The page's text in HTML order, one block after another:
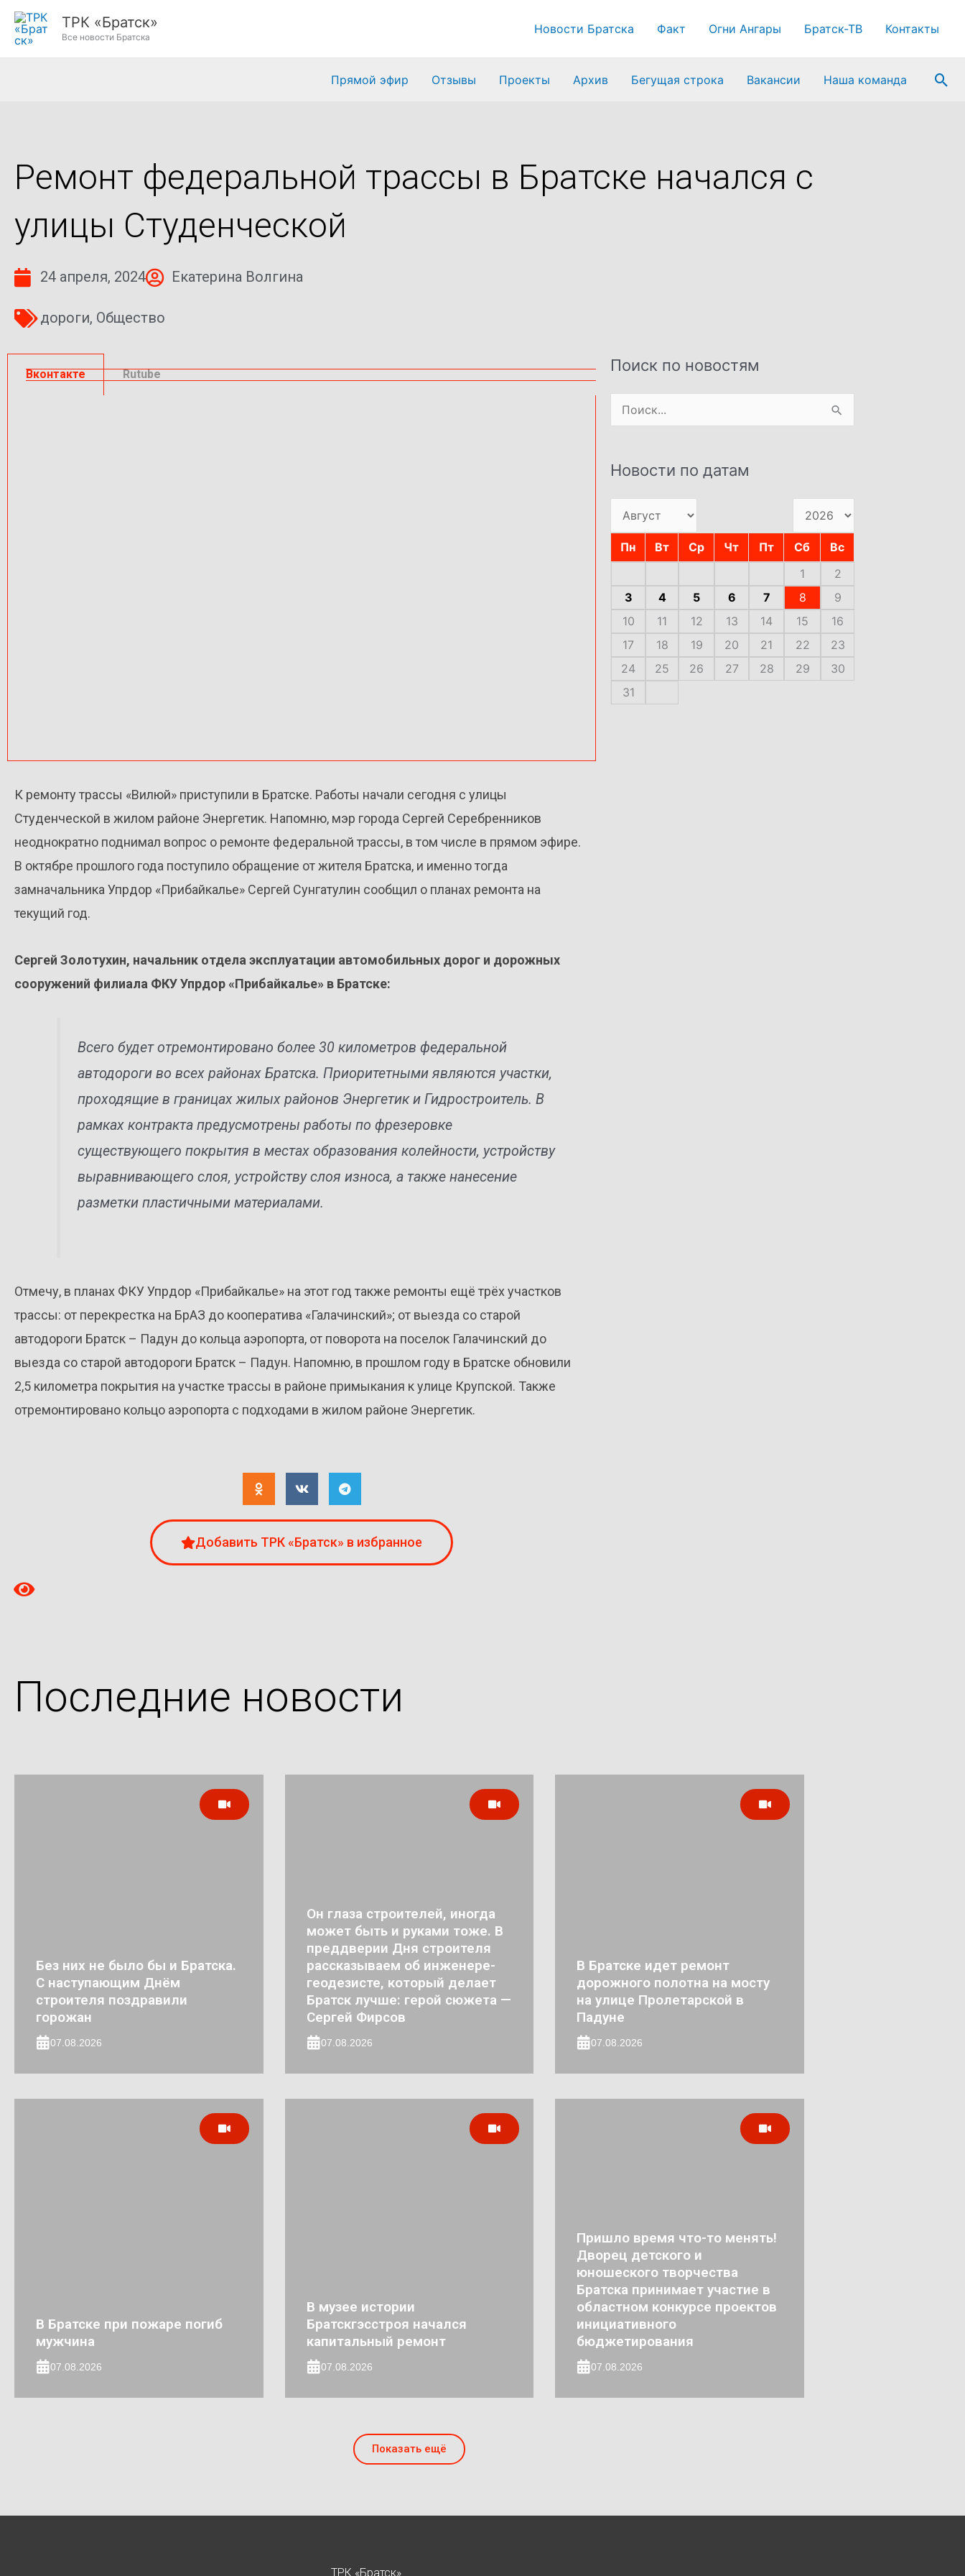
Перейти
ТРК «Братск»
Все новости Братска
Новости Братска Факт Огни Ангары Братск-ТВ Контакты
Прямой эфир Отзывы Проекты Архив Бегущая строка Вакансии Наша команда
Ремонт федеральной трассы в Братске начался с
улицы Студенческой
24 апреля, 2024 Екатерина Волгина
дороги, Общество
Вконтакте Rutube
К ремонту трассы «Вилюй» приступили в Братске. Работы начали сегодня с улицы
Студенческой в жилом районе Энергетик. Напомню, мэр города Сергей Серебренников
неоднократно поднимал вопрос о ремонте федеральной трассы, в том числе в прямом эфире.
В октябре прошлого года поступило обращение от жителя Братска, и именно тогда
замначальника Упрдор «Прибайкалье» Сергей Сунгатулин сообщил о планах ремонта на
текущий год.
Сергей Золотухин, начальник отдела эксплуатации автомобильных дорог и дорожных
сооружений филиала ФКУ Упрдор «Прибайкалье» в Братске:
Всего будет отремонтировано более 30 километров федеральной
автодороги во всех районах Братска. Приоритетными являются участки,
проходящие в границах жилых районов Энергетик и Гидростроитель. В
рамках контракта предусмотрены работы по фрезеровке
существующего покрытия в местах образования колейности, устройству
выравнивающего слоя, устройству слоя износа, а также нанесение
разметки пластичными материалами.
Отмечу, в планах ФКУ Упрдор «Прибайкалье» на этот год также ремонты ещё трёх участков
трассы: от перекрестка на БрАЗ до кооператива «Галачинский»; от выезда со старой
автодороги Братск – Падун до кольца аэропорта, от поворота на поселок Галачинский до
выезда со старой автодороги Братск – Падун. Напомню, в прошлом году в Братске обновили
2,5 километра покрытия на участке трассы в районе примыкания к улице Крупской. Также
отремонтировано кольцо аэропорта с подходами в жилом районе Энергетик.
Добавить ТРК «Братск» в избранное
Поиск по новостям
Поиск:
Новости по датам
Пн Вт Ср Чт Пт Сб
Вс
1
2
3
4 5 6 7 8
9
10
11 12 13 14 15
16
17
18 19 20 21 22
23
24
25 26 27 28 29
30
31
Последние новости
Без них не было бы и Братска.
С наступающим Днём
строителя поздравили
горожан
07.08.2026
Он глаза строителей, иногда
может быть и руками тоже. В
преддверии Дня строителя
рассказываем об инженере-
геодезисте, который делает
Братск лучше: герой сюжета —
Сергей Фирсов
07.08.2026
В Братске идет ремонт
дорожного полотна на мосту
на улице Пролетарской в
Падуне
07.08.2026
В Братске при пожаре погиб
мужчина
07.08.2026
В музее истории
Братскгэсстроя начался
капитальный ремонт
07.08.2026
Пришло время что-то менять!
Дворец детского и
юношеского творчества
Братска принимает участие в
областном конкурсе проектов
инициативного
бюджетирования
07.08.2026
Показать ещё
ТРК «Братск»